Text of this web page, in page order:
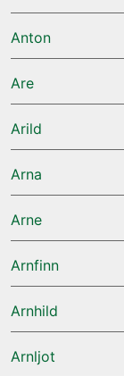
Anton
Are
Arild
Arna
Arne
Arnfinn
Arnhild
Arnljot